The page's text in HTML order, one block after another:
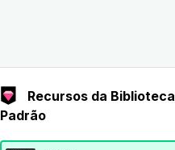
Recursos da Biblioteca
Padrão